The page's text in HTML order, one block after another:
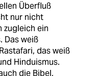
Überfluß
nur nicht
zugleich ein
Das weiß
das weiß
Hinduismus.
die Bibel,